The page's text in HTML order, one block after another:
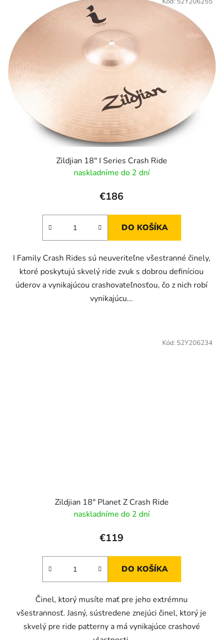
Zildjian 18" I Series Crash Ride
naskladníme do 2 dní
€186
DO KOŠÍKA
I Family Crash Rides sú neuveriteľne všestranné činely,
ktoré poskytujú skvelý ride zvuk s dobrou definíciou
úderov a vynikajúcou crashovateľnosťou, čo z nich robí
vynikajúcu...
Zildjian 18" Planet Z Crash Ride
naskladníme do 2 dní
€119
DO KOŠÍKA
Činel, ktorý musíte mať pre jeho extrémnu
všestrannosť. Jasný, sústredene znejúci činel, ktorý je
skvelý pre ride patterny a má vynikajúce crashové
Kód: 52Y206234